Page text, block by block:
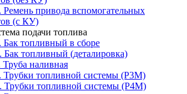
Ремень привода вспомогательных
(с КУ)
подачи топлива
Бак топливный в сборе
Бак топливный (деталировка)
Труба наливная
Трубки топливной системы (P3M)
Трубки топливной системы (P4M)